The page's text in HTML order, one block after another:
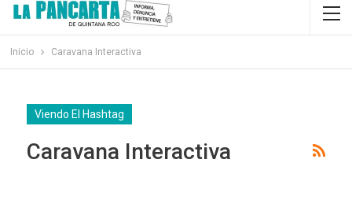
Inicio Caravana Interactiva
Viendo El Hashtag
Caravana Interactiva